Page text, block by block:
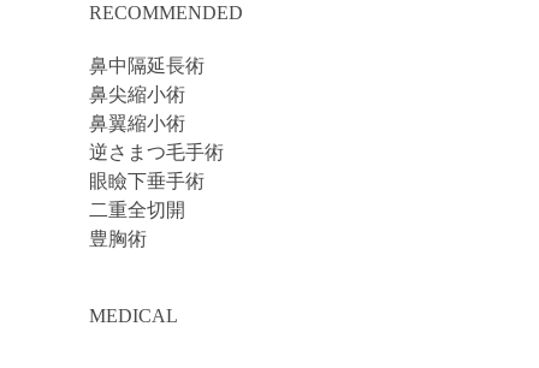
RECOMMENDED
鼻中隔延長術
鼻尖縮小術
鼻翼縮小術
逆さまつ毛手術
眼瞼下垂手術
二重全切開
豊胸術
MEDICAL